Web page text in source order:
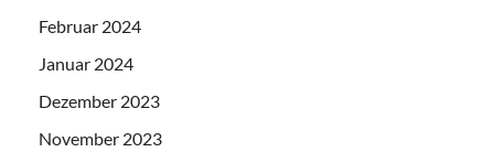
Februar 2024
Januar 2024
Dezember 2023
November 2023